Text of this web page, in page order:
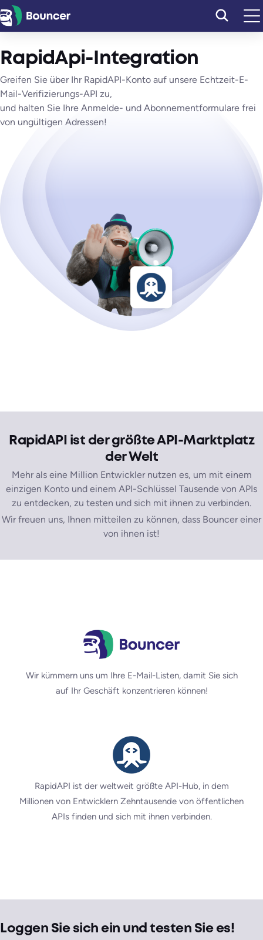
Zum
Inhalt
RapidApi-Integration
Greifen Sie über Ihr RapidAPI-Konto auf unsere Echtzeit-E-
Mail-Verifizierungs-API zu,
und halten Sie Ihre Anmelde- und Abonnementformulare frei
von ungültigen Adressen!
RapidAPI ist der größte API-Marktplatz
der Welt
Mehr als eine Million Entwickler nutzen es, um mit einem
einzigen Konto und einem API-Schlüssel Tausende von APIs
zu entdecken, zu testen und sich mit ihnen zu verbinden.
Wir freuen uns, Ihnen mitteilen zu können, dass Bouncer einer
von ihnen ist!
Wir kümmern uns um Ihre E-Mail-Listen, damit Sie sich
auf Ihr Geschäft konzentrieren können!
RapidAPI ist der weltweit größte API-Hub, in dem
Millionen von Entwicklern Zehntausende von öffentlichen
APIs finden und sich mit ihnen verbinden.
Loggen Sie sich ein und testen Sie es!